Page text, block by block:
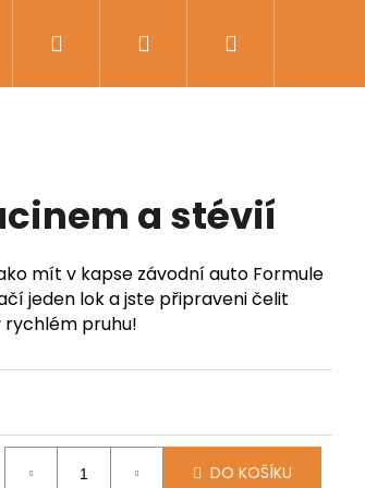
Přihlášení
a stévií
mít v kapse závodní auto Formule
jeden lok a jste připraveni čelit
rychlém pruhu!
DO KOŠÍKU